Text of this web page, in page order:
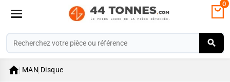
0
 MAN Disque